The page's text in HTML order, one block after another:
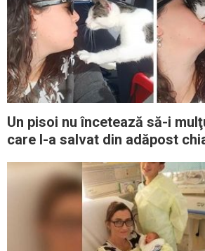
Un pisoi nu încetează să-i
care l-a salvat din adăpost